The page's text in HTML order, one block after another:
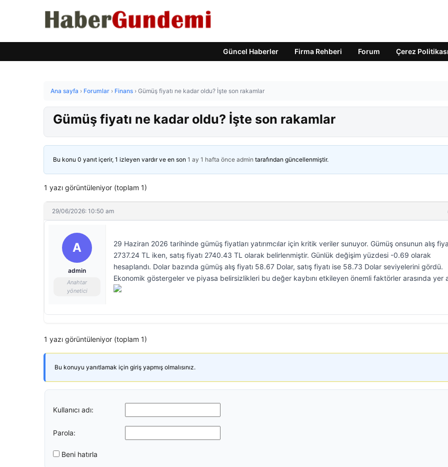
Güncel Haberler Firma Rehberi Forum Çerez Politikası
Ana sayfa › Forumlar › Finans › Gümüş fiyatı ne kadar oldu? İşte son rakamlar
Gümüş fiyatı ne kadar oldu? İşte son rakamlar
Bu konu 0 yanıt içerir, 1 izleyen vardır ve en son 1 ay 1 hafta önce admin tarafından güncellenmiştir.
1 yazı görüntüleniyor (toplam 1)
29/06/2026: 10:50 am
A
admin
Anahtar
yönetici
29 Haziran 2026 tarihinde gümüş fiyatları yatırımcılar için kritik veriler sunuyor. Gümüş onsunun alış
2737.24 TL iken, satış fiyatı 2740.43 TL olarak belirlenmiştir. Günlük değişim yüzdesi -0.69 olarak
hesaplandı. Dolar bazında gümüş alış fiyatı 58.67 Dolar, satış fiyatı ise 58.73 Dolar seviyelerini gördü.
Ekonomik göstergeler ve piyasa belirsizlikleri bu değer kaybını etkileyen önemli faktörler arasında yer
1 yazı görüntüleniyor (toplam 1)
Bu konuyu yanıtlamak için giriş yapmış olmalısınız.
Kullanıcı adı:
Parola:
Beni hatırla